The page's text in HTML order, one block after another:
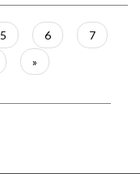
Página
5 Página
6 Página
7
Última
página
»